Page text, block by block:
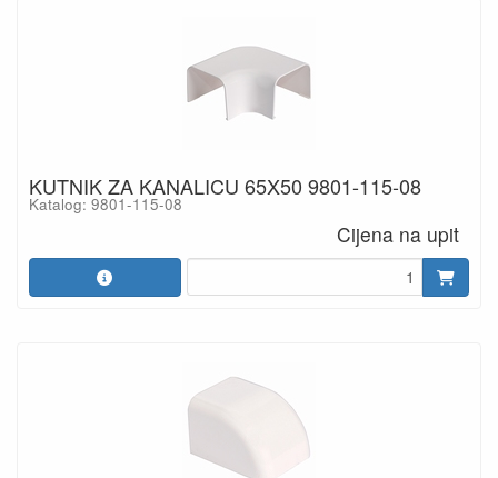
KUTNIK ZA KANALICU 65X50 9801-115-08
Katalog: 9801-115-08
Cijena na upit